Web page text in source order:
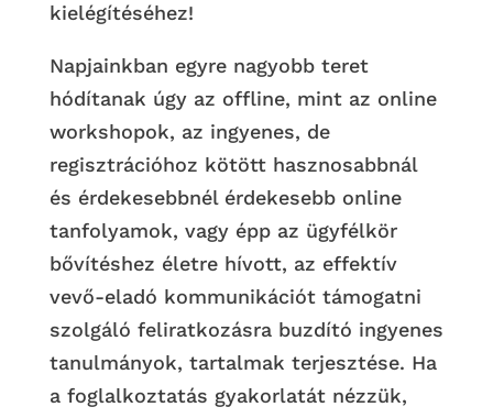
kielégítéséhez!
Napjainkban egyre nagyobb teret
hódítanak úgy az offline, mint az online
workshopok, az ingyenes, de
regisztrációhoz kötött hasznosabbnál
és érdekesebbnél érdekesebb online
tanfolyamok, vagy épp az ügyfélkör
bővítéshez életre hívott, az effektív
vevő-eladó kommunikációt támogatni
szolgáló feliratkozásra buzdító ingyenes
tanulmányok, tartalmak terjesztése. Ha
a foglalkoztatás gyakorlatát nézzük,